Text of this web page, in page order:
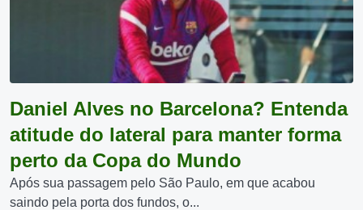
Daniel Alves no Barcelona? Entenda
atitude do lateral para manter forma
perto da Copa do Mundo
Após sua passagem pelo São Paulo, em que acabou
saindo pela porta dos fundos, o...